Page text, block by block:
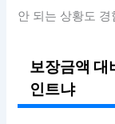
안 되는 상황도 경
보장금액 대
인트냐